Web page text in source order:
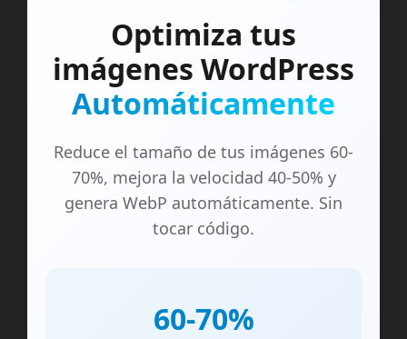
Optimiza tus
imágenes WordPress
Automáticamente
Reduce el tamaño de tus imágenes 60-
70%, mejora la velocidad 40-50% y
genera WebP automáticamente. Sin
tocar código.
60-70%